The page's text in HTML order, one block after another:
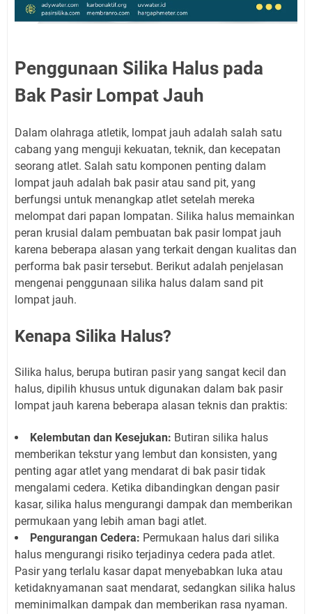
Penggunaan Silika Halus pada
Bak Pasir Lompat Jauh
Dalam olahraga atletik, lompat jauh adalah salah satu
cabang yang menguji kekuatan, teknik, dan kecepatan
seorang atlet. Salah satu komponen penting dalam
lompat jauh adalah bak pasir atau sand pit, yang
berfungsi untuk menangkap atlet setelah mereka
melompat dari papan lompatan. Silika halus memainkan
peran krusial dalam pembuatan bak pasir lompat jauh
karena beberapa alasan yang terkait dengan kualitas dan
performa bak pasir tersebut. Berikut adalah penjelasan
mengenai penggunaan silika halus dalam sand pit
lompat jauh.
Kenapa Silika Halus?
Silika halus, berupa butiran pasir yang sangat kecil dan
halus, dipilih khusus untuk digunakan dalam bak pasir
lompat jauh karena beberapa alasan teknis dan praktis:
Kelembutan dan Kesejukan: Butiran silika halus
memberikan tekstur yang lembut dan konsisten, yang
penting agar atlet yang mendarat di bak pasir tidak
mengalami cedera. Ketika dibandingkan dengan pasir
kasar, silika halus mengurangi dampak dan memberikan
permukaan yang lebih aman bagi atlet.
Pengurangan Cedera: Permukaan halus dari silika
halus mengurangi risiko terjadinya cedera pada atlet.
Pasir yang terlalu kasar dapat menyebabkan luka atau
ketidaknyamanan saat mendarat, sedangkan silika halus
meminimalkan dampak dan memberikan rasa nyaman.